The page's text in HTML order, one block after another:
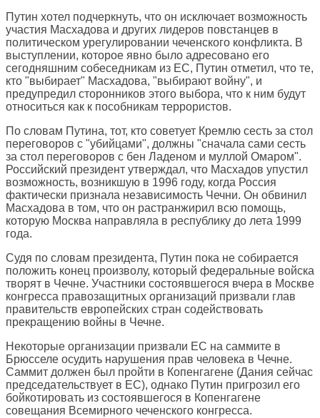
Путин хотел подчеркнуть, что он исключает возможность
участия Масхадова и других лидеров повстанцев в
политическом урегулировании чеченского конфликта. В
выступлении, которое явно было адресовано его
сегодняшним собеседникам из ЕС, Путин отметил, что те,
кто "выбирает" Масхадова, "выбирают войну", и
предупредил сторонников этого выбора, что к ним будут
относиться как к пособникам террористов.
По словам Путина, тот, кто советует Кремлю сесть за стол
переговоров с "убийцами", должны "сначала сами сесть
за стол переговоров с бен Ладеном и муллой Омаром".
Российский президент утверждал, что Масхадов упустил
возможность, возникшую в 1996 году, когда Россия
фактически признала независимость Чечни. Он обвинил
Масхадова в том, что он растранжирил всю помощь,
которую Москва направляла в республику до лета 1999
года.
Судя по словам президента, Путин пока не собирается
положить конец произволу, который федеральные войска
творят в Чечне. Участники состоявшегося вчера в Москве
конгресса правозащитных организаций призвали глав
правительств европейских стран содействовать
прекращению войны в Чечне.
Некоторые организации призвали ЕС на саммите в
Брюсселе осудить нарушения прав человека в Чечне.
Саммит должен был пройти в Копенгагене (Дания сейчас
председательствует в ЕС), однако Путин пригрозил его
бойкотировать из состоявшегося в Копенгагене
совещания Всемирного чеченского конгресса.